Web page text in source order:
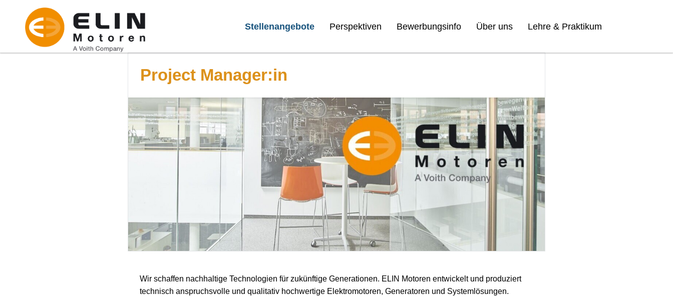
Stellenangebote Perspektiven Bewerbungsinfo Über uns Lehre & Praktikum
Project Manager:in
Wir schaffen nachhaltige Technologien für zukünftige Generationen. ELIN Motoren entwickelt und produziert
technisch anspruchsvolle und qualitativ hochwertige Elektromotoren, Generatoren und Systemlösungen.